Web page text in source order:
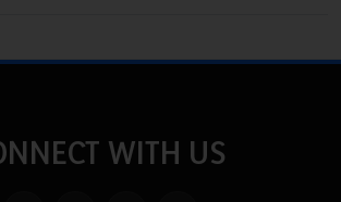
WITH US